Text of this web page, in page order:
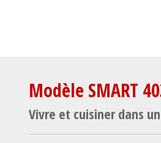
Modèle SMART
Vivre et cuisiner dans